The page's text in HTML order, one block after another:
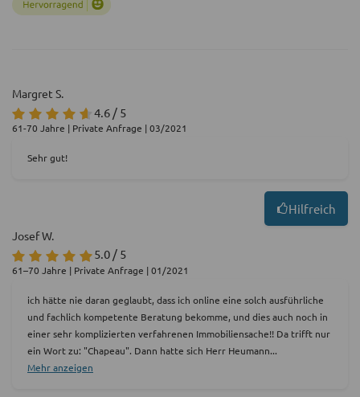
Margret S.
4.6 / 5
61-70 Jahre | Private Anfrage | 03/2021
Sehr gut!
Hilfreich
Josef W.
5.0 / 5
61–70 Jahre | Private Anfrage | 01/2021
ich hätte nie daran geglaubt, dass ich online eine solch ausführliche
und fachlich kompetente Beratung bekomme, und dies auch noch in
einer sehr komplizierten verfahrenen Immobiliensache!! Da trifft nur
ein Wort zu: "Chapeau". Dann hatte sich Herr Heumann...
Mehr anzeigen